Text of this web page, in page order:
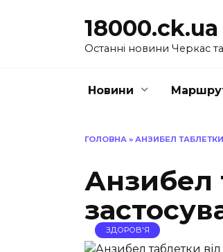
18000.ck.ua
Останні новини Черкас
Новини
ГОЛОВНА » АНЗИБЕЛ
Анзибел
ЗДОРОВ'Я